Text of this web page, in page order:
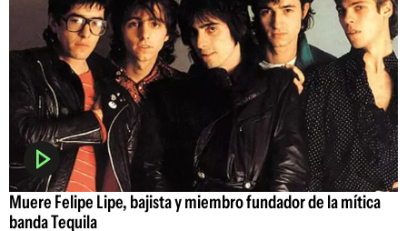
Muere Felipe Lipe, bajista y miembro fundador de la mítica
banda Tequila